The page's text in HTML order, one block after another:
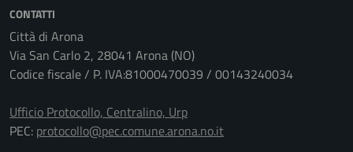
CONTATTI
Città di Arona
Via San Carlo 2, 28041 Arona (NO)
Codice fiscale / P. IVA:81000470039 / 00143240034
Ufficio Protocollo, Centralino, Urp
PEC: protocollo@pec.comune.arona.no.it